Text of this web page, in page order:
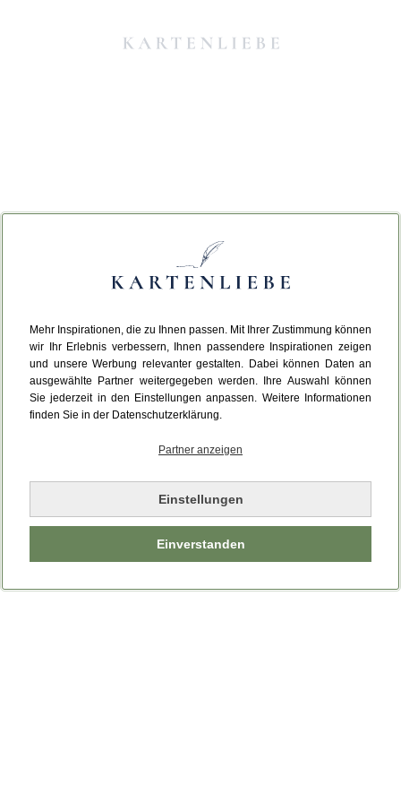
Mehr Inspirationen, die zu Ihnen passen. Mit Ihrer Zustimmung können
wir Ihr Erlebnis verbessern, Ihnen passendere Inspirationen zeigen
und unsere Werbung relevanter gestalten. Dabei können Daten an
ausgewählte Partner weitergegeben werden. Ihre Auswahl können
Sie jederzeit in den Einstellungen anpassen. Weitere Informationen
finden Sie in der Datenschutzerklärung.
Partner anzeigen
Einstellungen
Einverstanden
Da ist etwas schiefgelaufen.
Leider ist ein technischer Fehler aufgetreten.
Bitte laden Sie die Seite neu.